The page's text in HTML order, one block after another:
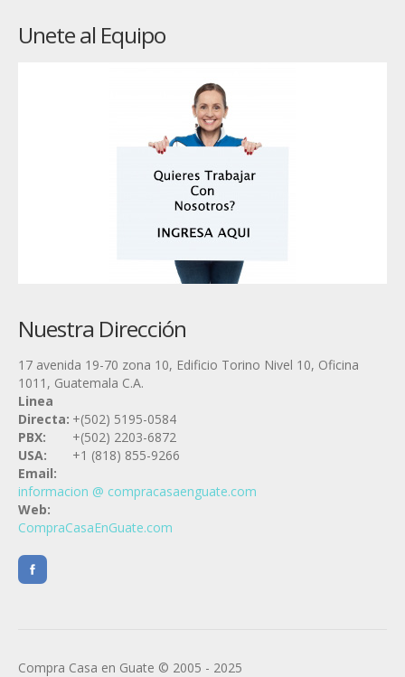
Unete al Equipo
Nuestra Dirección
17 avenida 19-70 zona 10, Edificio Torino Nivel 10, Oficina
1011, Guatemala C.A.
Linea
Directa: +(502) 5195-0584
PBX:
+(502) 2203-6872
USA:
+1 (818) 855-9266
Email:
informacion @ compracasaenguate.com
Web:
CompraCasaEnGuate.com
Compra Casa en Guate © 2005 - 2025